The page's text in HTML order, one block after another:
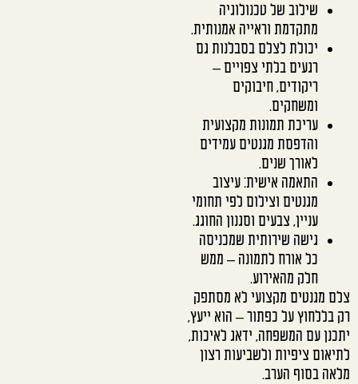
שילוב של טכנולוגיה
מתקדמת וראייה אמנותית.
יכולת לצלם בסבלנות גם
רגעים בלתי צפויים –
ריקודים, חיבוקים
ומשחקים.
עריכת תמונות מקצועית
והדפסת מגנטים עמידים
לאורך שנים.
התאמה אישית: עיצוב
מגנטים וצילום לפי תחומי
עניין, צבעים וסגנון החוגג.
גישה שירותית שמכניסה
כל אורח לתמונה – ממש
חלק מהאירוע.
צלם מגנטים מקצועי לא מסתפק
רק בללחוץ על כפתור – הוא ייעץ,
יתכנן עם המשפחה, ידאג לאיכות,
לתיאום ציפיות ולשביעות רצון
מלאה בסוף הערב.